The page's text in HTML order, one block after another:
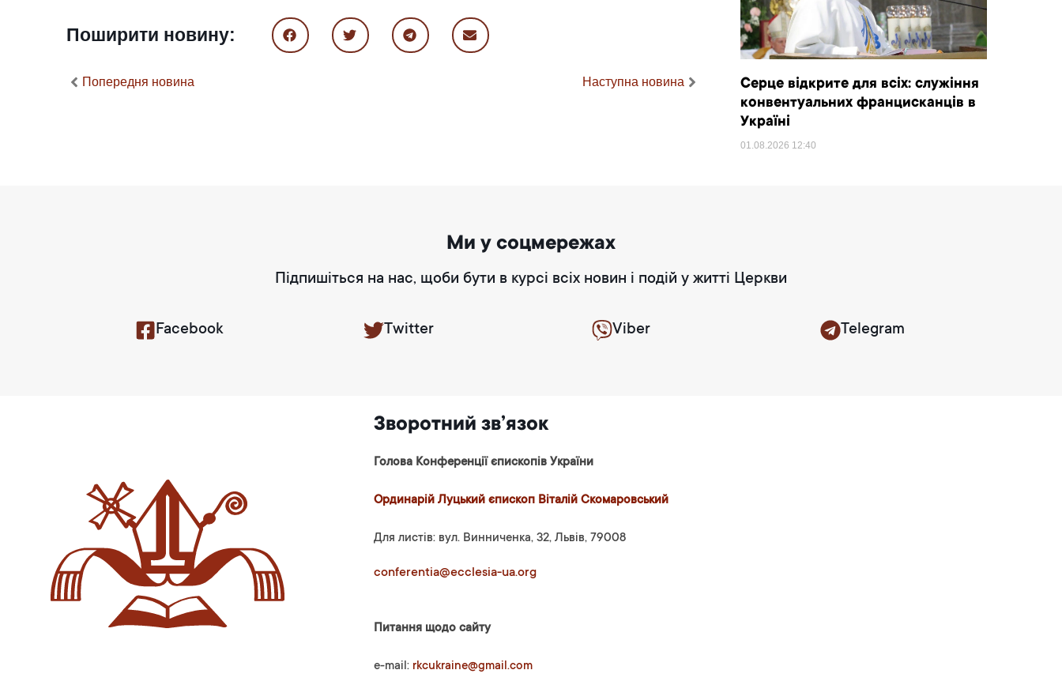
Поширити новину:
Попередня новина Наступна новина
Серце відкрите для всіх: служіння
конвентуальних францисканців в
Україні
01.08.2026 12:40
Ми у соцмережах
Підпишіться на нас, щоби бути в курсі всіх новин і подій у житті Церкви
Facebook Twitter Viber Telegram
Зворотний зв’язок
Голова Конференції єпископів України
Ординарій Луцький єпископ Віталій Скомаровський
Для листів: вул. Винниченка, 32, Львів, 79008
conferentia@ecclesia-ua.org
Питання щодо сайту
e-mail: rkcukraine@gmail.com